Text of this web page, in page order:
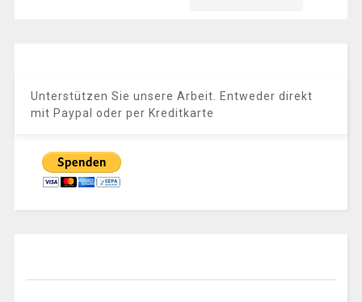
Unterstützen Sie unsere Arbeit. Entweder direkt
mit Paypal oder per Kreditkarte